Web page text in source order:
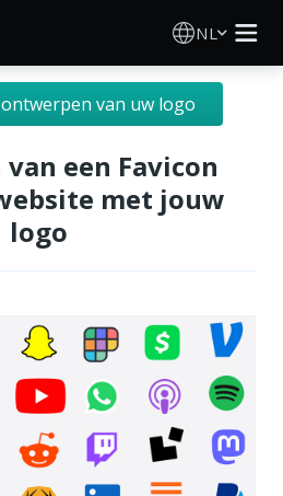
NL
van uw logo
een Favicon
met jouw
logo